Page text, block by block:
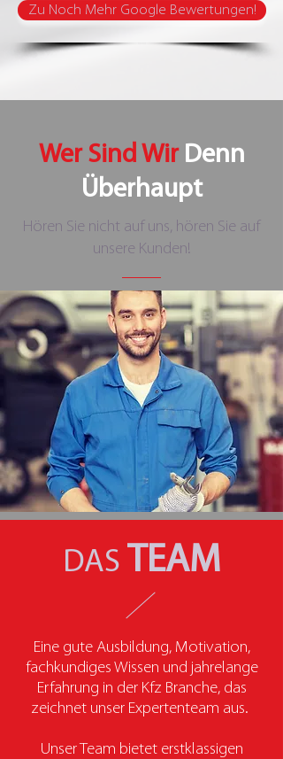
Zu Noch Mehr Google Bewertungen!
Wer Sind WirDenn
Überhaupt
Hören Sie nicht auf uns, hören Sie auf
unsere Kunden!
DAS TEAM
Eine gute Ausbildung, Motivation,
fachkundiges Wissen und jahrelange
Erfahrung in der Kfz Branche, das
zeichnet unser Expertenteam aus.
Unser Team bietet erstklassigen